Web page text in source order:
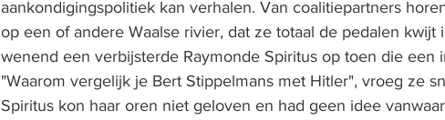
aankondigingspolitiek kan verhalen. Van coalitiepartners
op een of andere Waalse rivier, dat ze totaal de pedalen kwijt
wenend een verbijsterde Raymonde Spiritus op toen die een
"Waarom vergelijk je Bert Stippelmans met Hitler", vroeg ze
Spiritus kon haar oren niet geloven en had geen idee